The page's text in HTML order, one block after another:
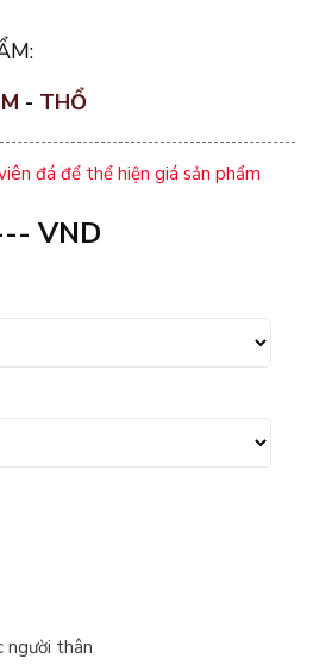
- THỔ
đá để thể hiện giá sản phẩm
VND
người thân